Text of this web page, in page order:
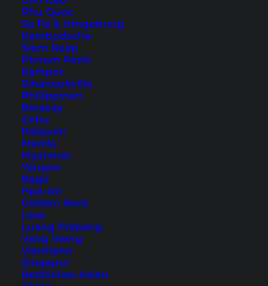
Phu Quoc
Sa Pa & Umgebung
Kambodscha
Siem Reap
Phnom Penh
Kampot
Sihanoukville
Philippinen
Boracay
Cebu
Palawan
Manila
Myanmar
Yangon
Bago
Hpa-An
Golden Rock
Laos
Luang Prabang
Vang Vieng
Vientiane
Singapur
Restliches Asien
Boracay
Sehenswürdigkeiten – 20
Tipps und Aktivitäten
Boracay ist eine der beliebtesten Inseln der
Philippinen und hat viel zu bieten. Wir zeigen
dir 20 Boracay Sehenswürdigkeiten.